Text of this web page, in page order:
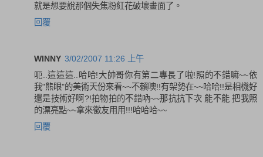
就是想要說那個失焦粉紅花破壞畫面了。
回覆
WINNY 3/02/2007 11:26 上午
呃..這這這..哈哈!大帥哥你有第二專長了啦!照的不錯嘛~~依
我"熊眼"的美術天份來看~~不賴噢!!有架勢在~~哈哈!!是相機好
還是技術好啊?!拍物拍的不錯吶~~那抗抗下次 能不能 把我照
的漂亮點~~拿來徵友用用!!!哈哈哈~~
回覆